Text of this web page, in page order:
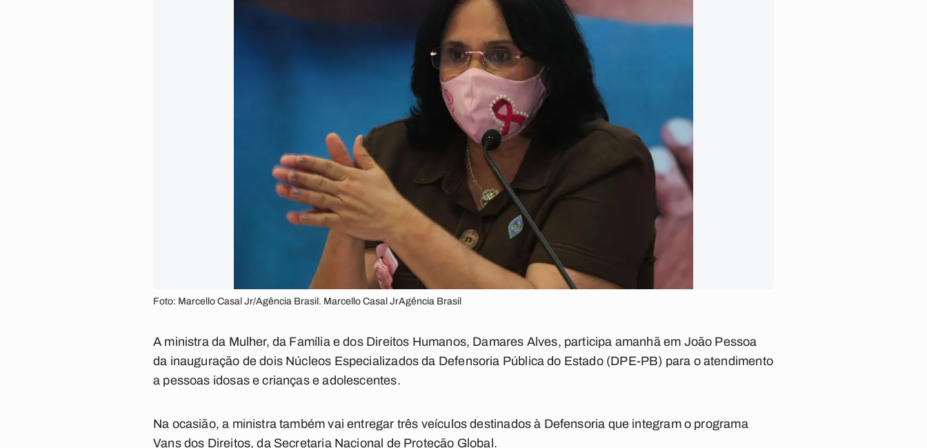
Foto: Marcello Casal Jr/Agência Brasil. Marcello Casal JrAgência Brasil
A ministra da Mulher, da Família e dos Direitos Humanos, Damares Alves, participa amanhã em João Pessoa
da inauguração de dois Núcleos Especializados da Defensoria Pública do Estado (DPE-PB) para o atendimento
a pessoas idosas e crianças e adolescentes.
Na ocasião, a ministra também vai entregar três veículos destinados à Defensoria que integram o programa
Vans dos Direitos, da Secretaria Nacional de Proteção Global.